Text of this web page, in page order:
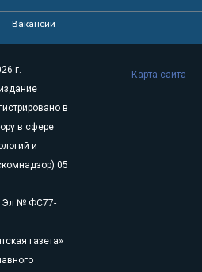
Вакансии
г.
в
в сфере
и
05
Эл № ФС77-
газета»
Карта сайта